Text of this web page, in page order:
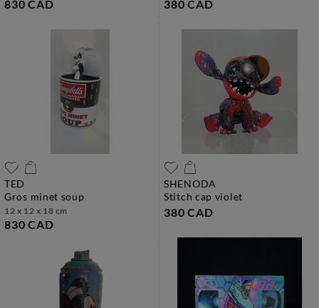
830 CAD 380 CAD
TED
gros minet soup
12 x 12 x 18 cm
830 CAD
SHENODA
stitch cap violet
380 CAD